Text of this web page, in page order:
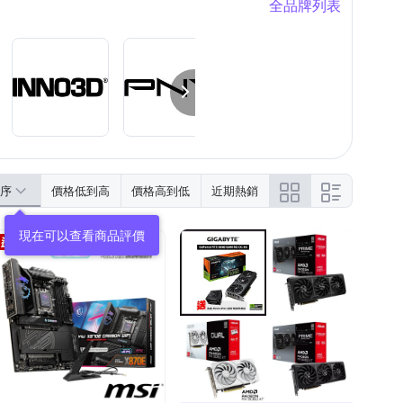
全品牌列表
價格低到高 價格高到低 近期熱銷